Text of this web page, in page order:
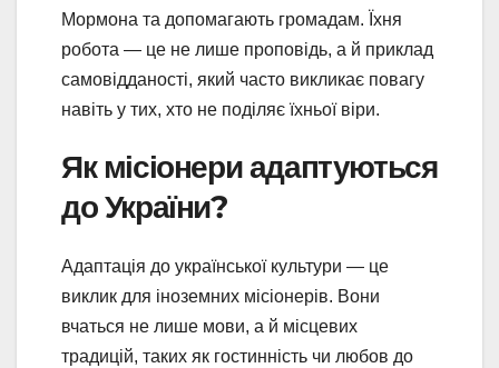
Мормона та допомагають громадам. Їхня
робота — це не лише проповідь, а й приклад
самовідданості, який часто викликає повагу
навіть у тих, хто не поділяє їхньої віри.
Як місіонери адаптуються
до України?
Адаптація до української культури — це
виклик для іноземних місіонерів. Вони
вчаться не лише мови, а й місцевих
традицій, таких як гостинність чи любов до